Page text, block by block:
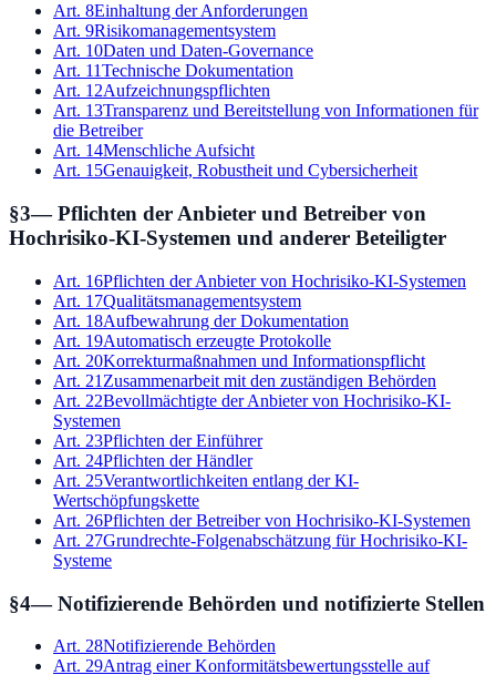
Art. 8Einhaltung der Anforderungen
Art. 9Risikomanagementsystem
Art. 10Daten und Daten-Governance
Art. 11Technische Dokumentation
Art. 12Aufzeichnungspflichten
Art. 13Transparenz und Bereitstellung von Informationen für
die Betreiber
Art. 14Menschliche Aufsicht
Art. 15Genauigkeit, Robustheit und Cybersicherheit
§3—Pflichten der Anbieter und Betreiber von
Hochrisiko-KI-Systemen und anderer Beteiligter
Art. 16Pflichten der Anbieter von Hochrisiko-KI-Systemen
Art. 17Qualitätsmanagementsystem
Art. 18Aufbewahrung der Dokumentation
Art. 19Automatisch erzeugte Protokolle
Art. 20Korrekturmaßnahmen und Informationspflicht
Art. 21 Zusammenarbeit mit den zuständigen Behörden
Art. 22Bevollmächtigte der Anbieter von Hochrisiko-KI-
Systemen
Art. 23Pflichten der Einführer
Art. 24Pflichten der Händler
Art. 25Verantwortlichkeiten entlang der KI-
Wertschöpfungskette
Art. 26Pflichten der Betreiber von Hochrisiko-KI-Systemen
Art. 27Grundrechte-Folgenabschätzung für Hochrisiko-KI-
Systeme
§4—Notifizierende Behörden und notifizierte Stellen
Art. 28Notifizierende Behörden
Art. 29Antrag einer Konformitätsbewertungsstelle auf